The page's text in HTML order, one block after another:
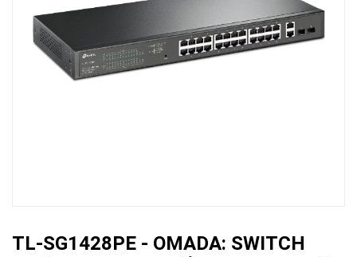
TL-SG1428PE - OMADA: SWITCH